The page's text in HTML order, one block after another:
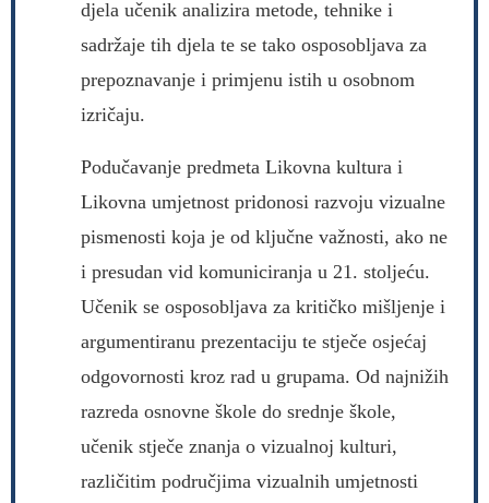
djela učenik analizira metode, tehnike i
sadržaje tih djela te se tako osposobljava za
prepoznavanje i primjenu istih u osobnom
izričaju.
Podučavanje predmeta Likovna kultura i
Likovna umjetnost pridonosi razvoju vizualne
pismenosti koja je od ključne važnosti, ako ne
i presudan vid komuniciranja u 21. stoljeću.
Učenik se osposobljava za kritičko mišljenje i
argumentiranu prezentaciju te stječe osjećaj
odgovornosti kroz rad u grupama. Od najnižih
razreda osnovne škole do srednje škole,
učenik stječe znanja o vizualnoj kulturi,
različitim područjima vizualnih umjetnosti